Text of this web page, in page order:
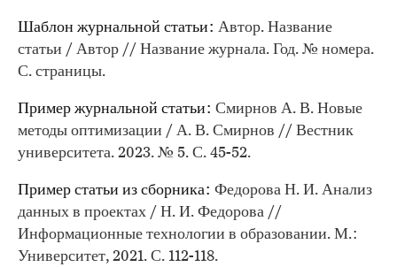
Шаблон журнальной статьи: Автор. Название
статьи / Автор // Название журнала. Год. № номера.
С. страницы.
Пример журнальной статьи: Смирнов А. В. Новые
методы оптимизации / А. В. Смирнов // Вестник
университета. 2023. № 5. С. 45-52.
Пример статьи из сборника: Федорова Н. И. Анализ
данных в проектах / Н. И. Федорова //
Информационные технологии в образовании. М.:
Университет, 2021. С. 112-118.